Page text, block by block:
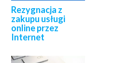
Rezygnacja z
zakupu usługi
online przez
Internet